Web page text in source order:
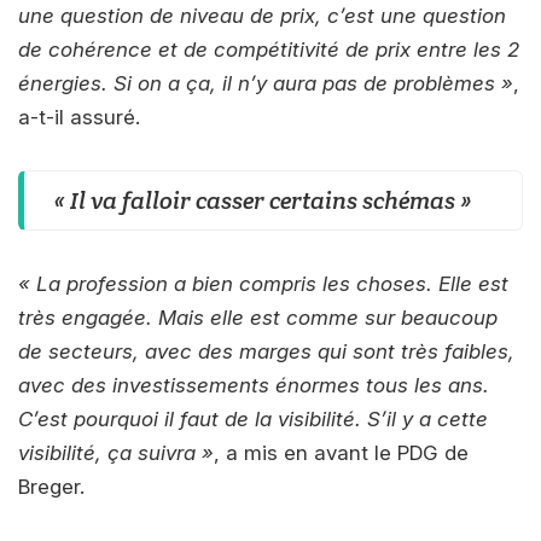
une question de niveau de prix, c’est une question
de cohérence et de compétitivité de prix entre les 2
énergies. Si on a ça, il n’y aura pas de problèmes »,
a-t-il assuré.
« Il va falloir casser certains schémas »
« La profession a bien compris les choses. Elle est
très engagée. Mais elle est comme sur beaucoup
de secteurs, avec des marges qui sont très faibles,
avec des investissements énormes tous les ans.
C’est pourquoi il faut de la visibilité. S’il y a cette
visibilité, ça suivra », a mis en avant le PDG de
Breger.